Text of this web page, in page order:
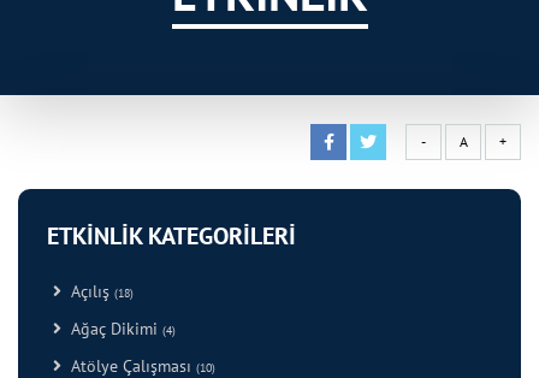
- A +
ETKİNLİK KATEGORİLERİ
Açılış (18)
Ağaç Dikimi (4)
Atölye Çalışması (10)